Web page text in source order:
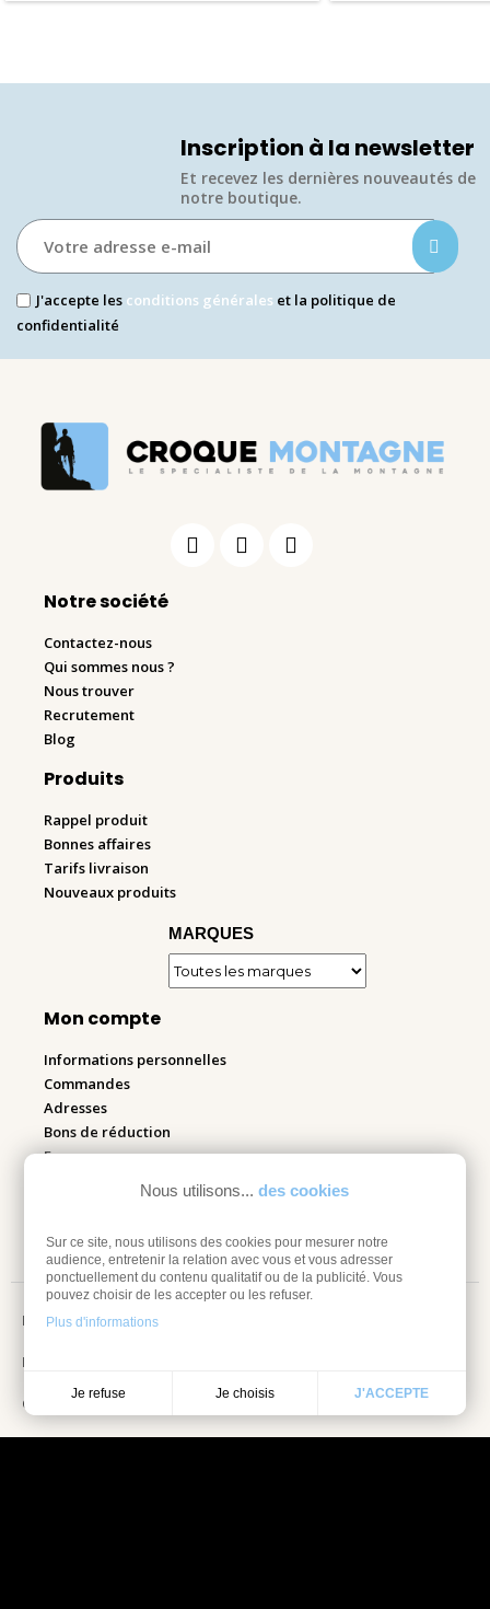
Nous utilisons... des cookies
Sur ce site, nous utilisons des cookies pour mesurer notre
audience, entretenir la relation avec vous et vous adresser
ponctuellement du contenu qualitatif ou de la publicité. Vous
pouvez choisir de les accepter ou les refuser.
Plus d'informations
Je refuse Je choisis J'ACCEPTE
Inscription à la newsletter
Et recevez les dernières nouveautés de
notre boutique.​
J'accepte les conditions générales et la politique de
confidentialité
Notre société
Contactez-nous
Qui sommes nous ?
Nous trouver
Recrutement
Blog
Produits
Rappel produit
Bonnes affaires
Tarifs livraison
Nouveaux produits
MARQUES
Mon compte
Informations personnelles
Commandes
Adresses
Bons de réduction
Espace pro
Mentions légales
Information sur les cookies
Conditions Générales de vente